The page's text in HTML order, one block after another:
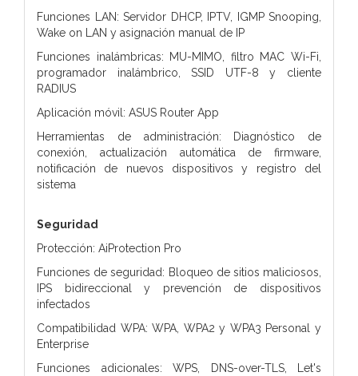
Funciones LAN: Servidor DHCP, IPTV, IGMP Snooping,
Wake on LAN y asignación manual de IP
Funciones inalámbricas: MU-MIMO, filtro MAC Wi-Fi,
programador inalámbrico, SSID UTF-8 y cliente
RADIUS
Aplicación móvil: ASUS Router App
Herramientas de administración: Diagnóstico de
conexión, actualización automática de firmware,
notificación de nuevos dispositivos y registro del
sistema
Seguridad
Protección: AiProtection Pro
Funciones de seguridad: Bloqueo de sitios maliciosos,
IPS bidireccional y prevención de dispositivos
infectados
Compatibilidad WPA: WPA, WPA2 y WPA3 Personal y
Enterprise
Funciones adicionales: WPS, DNS-over-TLS, Let's